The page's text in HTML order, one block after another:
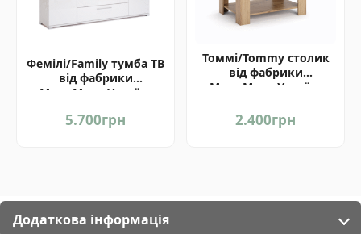
Фемілі/Family тумба ТВ
від фабрики
МироМарк Україна
5.700грн
Томмі/Tommy столик
від фабрики
МироМарк Україна
2.400грн
Додаткова інформація